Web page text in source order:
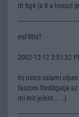
itt 8g4 (a 8 a hosszt
esFR0sT
2002-12-12 3:51:32
és nincs valami
faszom forditgatja
mi mit jelent.... :)